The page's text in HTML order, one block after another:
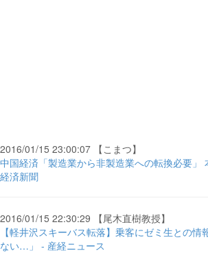
2016/01/15 23:00:07 【こまつ】
中国経済「製造業から非製造業への転換必要」
経済新聞
2016/01/15 22:30:29 【尾木直樹教授】
【軽井沢スキーバス転落】乗客にゼミ生との情
ない…」 - 産経ニュース